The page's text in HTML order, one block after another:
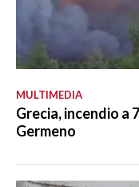
MULTIMEDIA
Grecia, incendio a
Germeno